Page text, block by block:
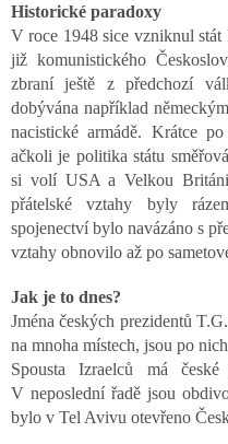
Historické paradoxy
V roce 1948 sice vzniknul
již komunistického
zbraní ještě z předchozí
dobývána například
nacistické armádě. Krátce
ačkoli je politika státu
si volí USA a Velkou
přátelské vztahy byly
spojenectví bylo navázáno s
vztahy obnovilo až po
Jak je to dnes?
Jména českých prezidentů
na mnoha místech, jsou po
Spousta Izraelců má
V neposlední řadě jsou
bylo v Tel Avivu otevřeno